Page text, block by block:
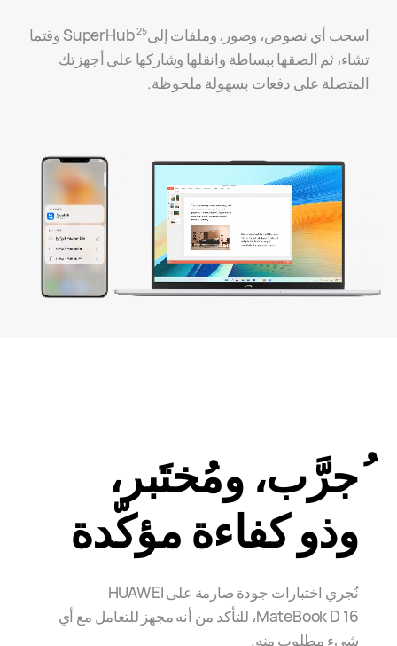
اسحب أي نصوص، وصور، وملفات إلى25
SuperHub وقتما
تشاء، ثم الصقها ببساطة وانقلها وشاركها على أجهزتك
المتصلة على دفعات بسهولة ملحوظة.
ُجرَّب، ومُختَبر،
وذو كفاءة مؤكّدة
نُجري اختبارات جودة صارمة على HUAWEI
MateBook D 16، للتأكد من أنه مجهز للتعامل مع أي
شيء مطلوب منه.